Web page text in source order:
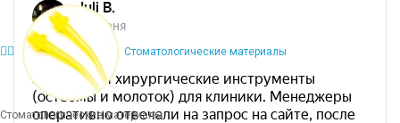
Стоматологические материалы
Стоматологические материалы